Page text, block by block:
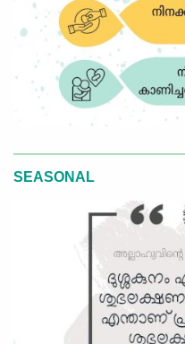
SEASONAL